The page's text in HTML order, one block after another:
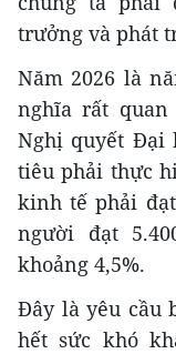
trưởng và phát
Năm 2026 là
nghĩa rất
Nghị quyết Đại
tiêu phải thực
kinh tế phải
người đạt
khoảng 4,5%.
Đây là yêu cầu
hết sức khó